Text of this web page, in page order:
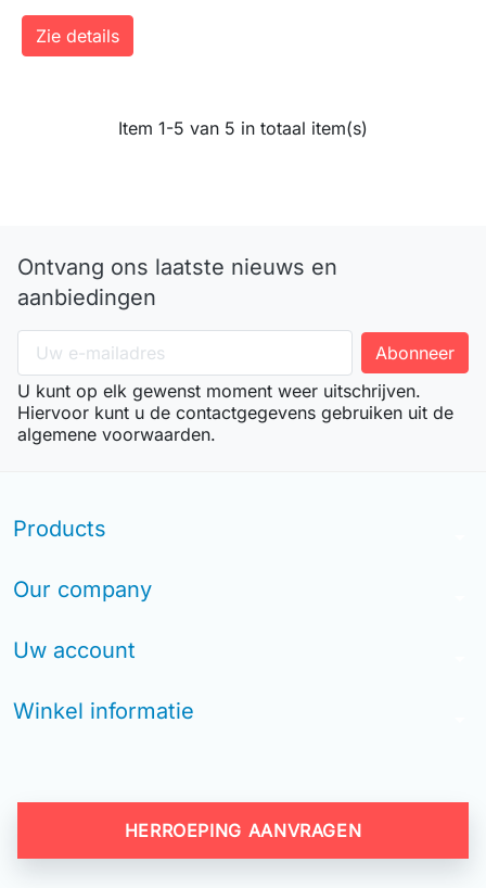
Zie details
Item 1-5 van 5 in totaal item(s)
Ontvang ons laatste nieuws en
aanbiedingen
U kunt op elk gewenst moment weer uitschrijven.
Hiervoor kunt u de contactgegevens gebruiken uit de
algemene voorwaarden.
Products
Our company
Uw account
Winkel informatie
HERROEPING AANVRAGEN